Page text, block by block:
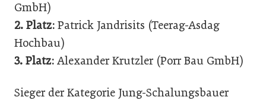
GmbH)
2. Platz: Patrick Jandrisits (Teerag-Asdag
Hochbau)
3. Platz: Alexander Krutzler (Porr Bau GmbH)
Sieger der Kategorie Jung-Schalungsbauer